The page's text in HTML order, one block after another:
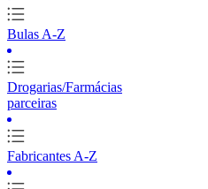
Bulas A-Z
Drogarias/Farmácias
parceiras
Fabricantes A-Z